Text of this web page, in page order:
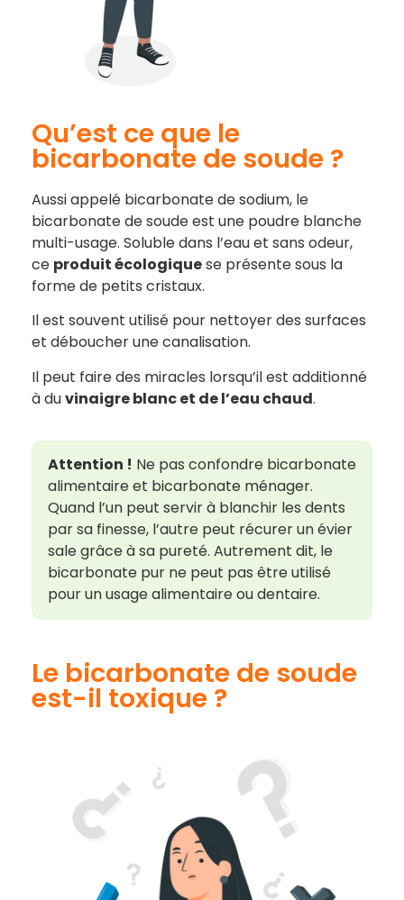
Qu’est ce que le
bicarbonate de soude ?
Aussi appelé bicarbonate de sodium, le
bicarbonate de soude est une poudre blanche
multi-usage. Soluble dans l’eau et sans odeur,
ce produit écologiquese présente sous la
forme de petits cristaux.
Il est souvent utilisé pour nettoyer des surfaces
et déboucher une canalisation.
Il peut faire des miracles lorsqu’il est additionné
à duvinaigre blanc et de l’eau chaud.
Attention ! Ne pas confondre bicarbonate
alimentaire et bicarbonate ménager.
Quand l’un peut servir à blanchir les dents
par sa finesse, l’autre peut récurer un évier
sale grâce à sa pureté. Autrement dit, le
bicarbonate pur ne peut pas être utilisé
pour un usage alimentaire ou dentaire.
Le bicarbonate de soude
est-il toxique ?